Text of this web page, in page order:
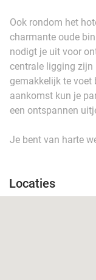
Ook rondom het
charmante oude
nodigt je uit voor
centrale ligging zijn
gemakkelijk te voet
aankomst kun je
een ontspannen
Je bent van harte
Locaties